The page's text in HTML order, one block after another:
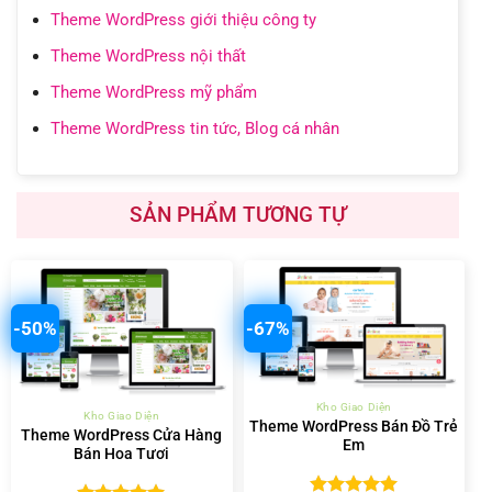
Theme WordPress giới thiệu công ty
Theme WordPress nội thất
Theme WordPress mỹ phẩm
Theme WordPress tin tức, Blog cá nhân
SẢN PHẨM TƯƠNG TỰ
-50%
Kho Giao Diện
Theme WordPress Cửa Hàng
Bán Hoa Tươi
-67%
Kho Giao Diện
Theme WordPress Bán Đồ Trẻ
Em